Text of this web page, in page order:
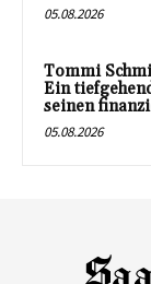
05.08.2026
Tommi
Ein
seinen
05.08.2026